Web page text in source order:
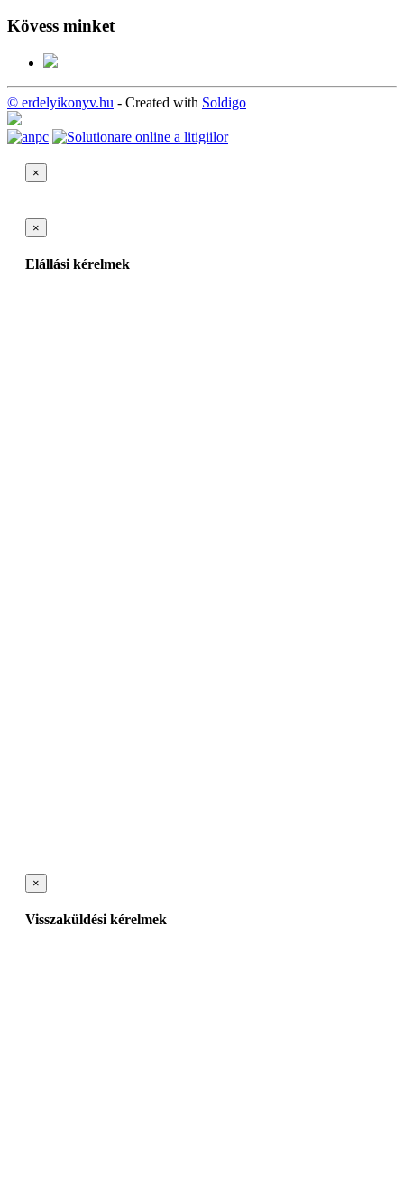
Kövess minket
© erdelyikonyv.hu - Created with Soldigo
×
×
Elállási kérelmek
×
Visszaküldési kérelmek